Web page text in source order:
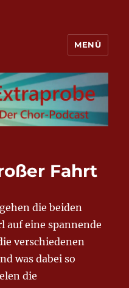
MENÜ
Fahrt
die beiden
auf eine spannende
verschiedenen
was dabei so
die